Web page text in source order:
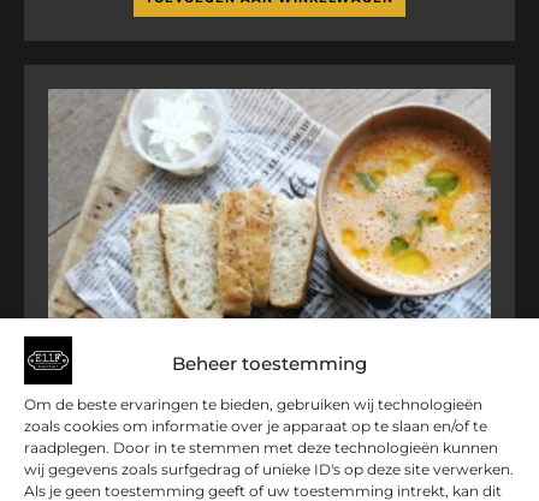
Beheer toestemming
Om de beste ervaringen te bieden, gebruiken wij technologieën
zoals cookies om informatie over je apparaat op te slaan en/of te
raadplegen. Door in te stemmen met deze technologieën kunnen
wij gegevens zoals surfgedrag of unieke ID's op deze site verwerken.
Als je geen toestemming geeft of uw toestemming intrekt, kan dit